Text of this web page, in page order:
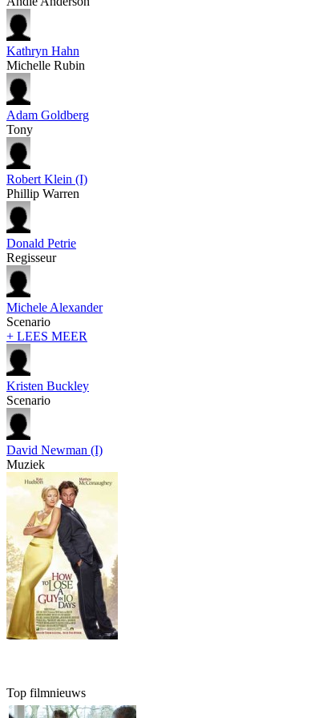
Kathryn Hahn
Michelle Rubin
Adam Goldberg
Tony
Robert Klein (I)
Phillip Warren
Donald Petrie
Regisseur
Michele Alexander
Scenario
+ LEES MEER
Kristen Buckley
Scenario
David Newman (I)
Muziek
Top filmnieuws